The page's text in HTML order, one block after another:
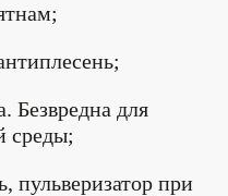
Безвредна для
среды;
пульверизатор при